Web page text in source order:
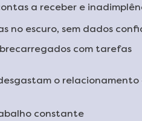
a receber e
no escuro, sem dados
com tarefas
o relacionamento
constante